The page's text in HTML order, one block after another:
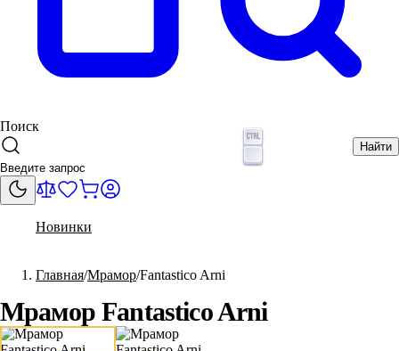
Поиск
Найти
Новинки
Главная Мрамор Fantastico Arni
Мрамор Fantastico Arni